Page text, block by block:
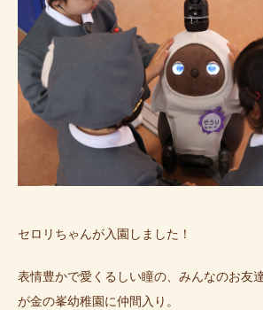
セロリちゃんが入園しました！
表情豊かで愛くるしい瞳の、みんなのお友
が金の峯幼稚園に仲間入り。